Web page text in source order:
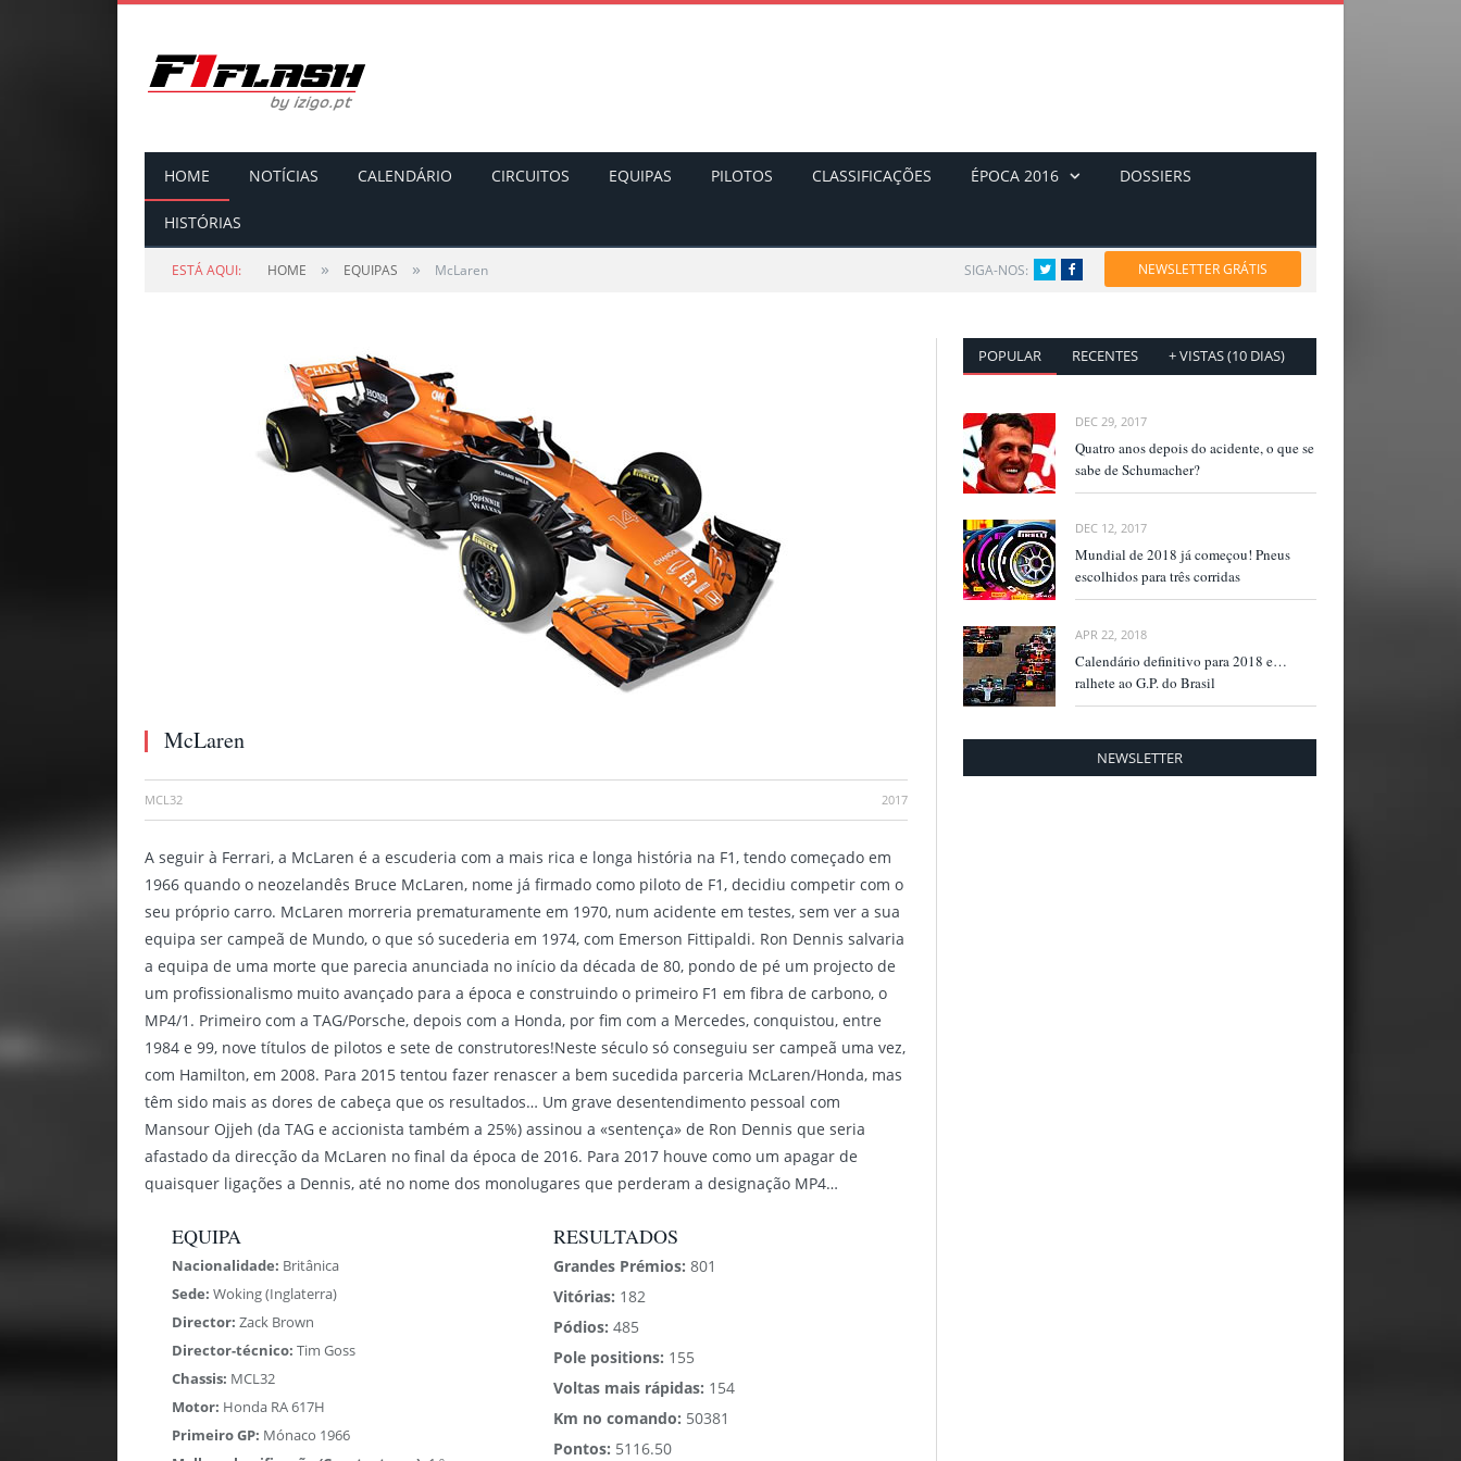
HOME NOTÍCIAS CALENDÁRIO CIRCUITOS EQUIPAS PILOTOS CLASSIFICAÇÕES ÉPOCA 2016 DOSSIERS
HISTÓRIAS
ESTÁ AQUI: HOME » EQUIPAS » McLaren SIGA-NOS: TwitterFacebook NEWSLETTER GRÁTIS
McLaren
MCL32 2017
A seguir à Ferrari, a McLaren é a escuderia com a mais rica e longa história na F1, tendo começado em
1966 quando o neozelandês Bruce McLaren, nome já firmado como piloto de F1, decidiu competir com o
seu próprio carro. McLaren morreria prematuramente em 1970, num acidente em testes, sem ver a sua
equipa ser campeã de Mundo, o que só sucederia em 1974, com Emerson Fittipaldi. Ron Dennis salvaria
a equipa de uma morte que parecia anunciada no início da década de 80, pondo de pé um projecto de
um profissionalismo muito avançado para a época e construindo o primeiro F1 em fibra de carbono, o
MP4/1. Primeiro com a TAG/Porsche, depois com a Honda, por fim com a Mercedes, conquistou, entre
1984 e 99, nove títulos de pilotos e sete de construtores!Neste século só conseguiu ser campeã uma vez,
com Hamilton, em 2008. Para 2015 tentou fazer renascer a bem sucedida parceria McLaren/Honda, mas
têm sido mais as dores de cabeça que os resultados… Um grave desentendimento pessoal com
Mansour Ojjeh (da TAG e accionista também a 25%) assinou a «sentença» de Ron Dennis que seria
afastado da direcção da McLaren no final da época de 2016. Para 2017 houve como um apagar de
quaisquer ligações a Dennis, até no nome dos monolugares que perderam a designação MP4…
EQUIPA
Nacionalidade: Britânica
Sede: Woking (Inglaterra)
Director: Zack Brown
Director-técnico: Tim Goss
Chassis: MCL32
Motor: Honda RA 617H
Primeiro GP: Mónaco 1966
RESULTADOS
Grandes Prémios: 801
Vitórias: 182
Pódios: 485
Pole positions: 155
Voltas mais rápidas: 154
Km no comando: 50381
Pontos: 5116.50
POPULAR RECENTES + VISTAS (10 DIAS)
DEC 29, 2017
Quatro anos depois do acidente, o que se
sabe de Schumacher?
DEC 12, 2017
Mundial de 2018 já começou! Pneus
escolhidos para três corridas
APR 22, 2018
Calendário definitivo para 2018 e…
ralhete ao G.P. do Brasil
NEWSLETTER